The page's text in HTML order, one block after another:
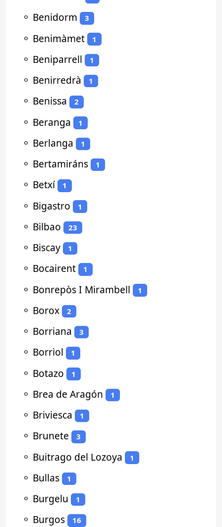
⚬ Benidorm 3
⚬ Benimàmet 1
⚬ Beniparrell 1
⚬ Benirredrà 1
⚬ Benissa 2
⚬ Beranga 1
⚬ Berlanga 1
⚬ Bertamiráns 1
⚬ Betxí 1
⚬ Bigastro 1
⚬ Bilbao 23
⚬ Biscay 1
⚬ Bocairent 1
⚬ Bonrepòs I Mirambell 1
⚬ Borox 2
⚬ Borriana 3
⚬ Borriol 1
⚬ Botazo 1
⚬ Brea de Aragón 1
⚬ Briviesca 1
⚬ Brunete 3
⚬ Buitrago del Lozoya 1
⚬ Bullas 1
⚬ Burgelu 1
⚬ Burgos 16